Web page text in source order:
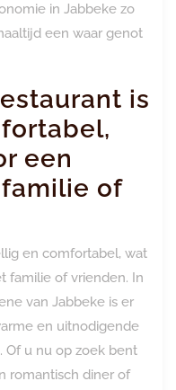
in Jabbeke zo
een waar genot
is
een
of
en comfortabel, wat
familie of vrienden. In
van Jabbeke is er
en uitnodigende
Of u nu op zoek bent
romantisch diner of